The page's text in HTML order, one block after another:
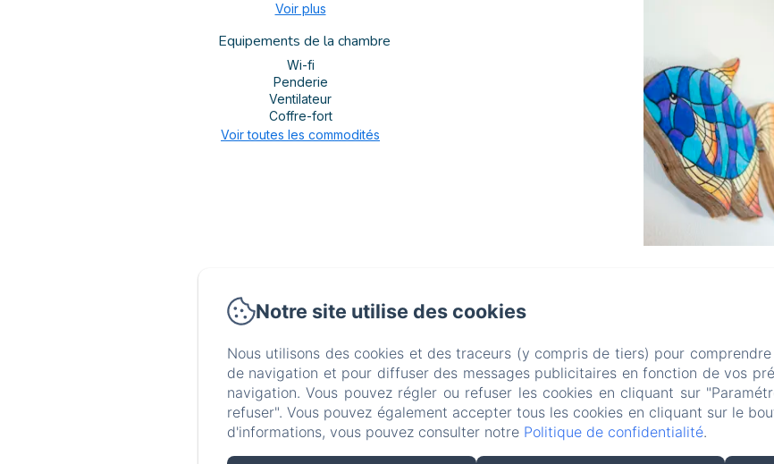
Voir plus
Equipements de la chambre
Wi-fi
Penderie
Ventilateur
Coffre-fort
Voir toutes les commodités
Calle 15a 39-1, Bocas del Toro, Provincia de Bocas del Toro, Bocas del Toro, Panama
resabarrbra@gmail.com
507 69200688
Adults Only - Breakfast Included
Notre site utilise des cookies
Nous utilisons des cookies et des traceurs (y compris de tiers) pour
de navigation et pour diffuser des messages publicitaires en fonction de vos
navigation. Vous pouvez régler ou refuser les cookies en cliquant sur
refuser". Vous pouvez également accepter tous les cookies en cliquant sur le
d'informations, vous pouvez consulter notre Politique de confidentialité.